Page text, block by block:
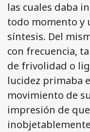
las cuales daba
todo momento y
síntesis. Del
con frecuencia,
de frivolidad o
lucidez primaba
movimiento de
impresión de